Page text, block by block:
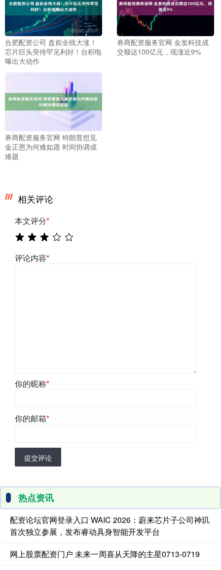
合肥配资公司 盘前全线大涨！
芯片巨头突传罕见利好！台积电
曝出大动作
券商配资服务官网 金发科技成
交额达100亿元，现涨近9%
券商配资服务官网 特朗普想见
金正恩为何难如愿 时间协调成
难题
相关评论
本文评分*
评论内容*
你的昵称*
你的邮箱*
提交评论
热点资讯
配资论坛官网登录入口 WAIC 2026：蔚来芯片子公司神玑
首次独立参展，发布睿动具身智能开发平台
网上股票配资门户 未来一周喜从天降的主星0713-0719